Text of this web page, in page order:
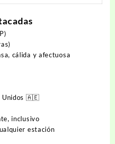
cálida y afectuosa
Unidos 🇦🇪
inclusivo
estación